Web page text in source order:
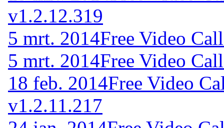
v1.2.12.319
5 mrt. 2014Free Video
5 mrt. 2014Free Video
18 feb. 2014Free Video
v1.2.11.217